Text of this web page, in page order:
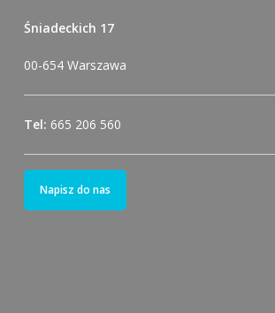
Śniadeckich 17
00-654 Warszawa
Tel: 665 206 560
Napisz do nas